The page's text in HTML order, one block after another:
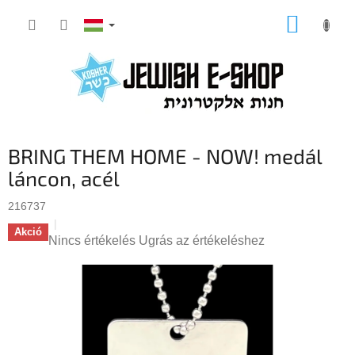
KOSÁR
BRING THEM HOME - NOW! medál
láncon, acél
216737
Akció
A
Nincs értékelés Ugrás az értékeléshez